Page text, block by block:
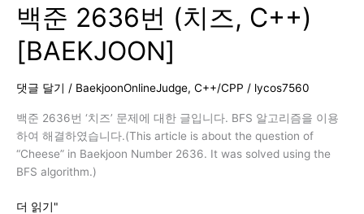
(오
타
맨
고
영,
C++)
[BAEKJOON]
백준 2636번 (치즈, C++)
[BAEKJOON]
댓글 달기 / BaekjoonOnlineJudge, C++/CPP / lycos7560
백준 2636번 ‘치즈’ 문제에 대한 글입니다. BFS 알고리즘을 이용
하여 해결하였습니다.(This article is about the question of
“Cheese” in Baekjoon Number 2636. It was solved using the
BFS algorithm.)
백
더 읽기"